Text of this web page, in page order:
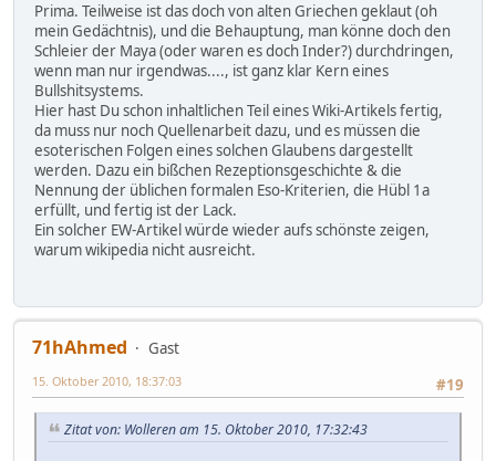
Prima. Teilweise ist das doch von alten Griechen geklaut (oh
mein Gedächtnis), und die Behauptung, man könne doch den
Schleier der Maya (oder waren es doch Inder?) durchdringen,
wenn man nur irgendwas...., ist ganz klar Kern eines
Bullshitsystems.
Hier hast Du schon inhaltlichen Teil eines Wiki-Artikels fertig,
da muss nur noch Quellenarbeit dazu, und es müssen die
esoterischen Folgen eines solchen Glaubens dargestellt
werden. Dazu ein bißchen Rezeptionsgeschichte & die
Nennung der üblichen formalen Eso-Kriterien, die Hübl 1a
erfüllt, und fertig ist der Lack.
Ein solcher EW-Artikel würde wieder aufs schönste zeigen,
warum wikipedia nicht ausreicht.
71hAhmed
Gast
#19
15. Oktober 2010, 18:37:03
Zitat von: Wolleren am 15. Oktober 2010, 17:32:43